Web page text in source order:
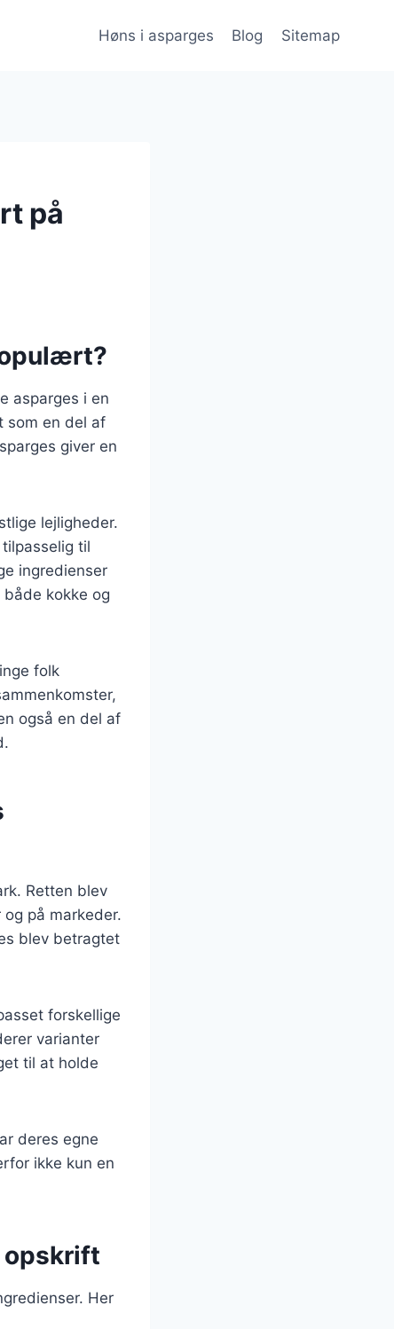
Høns i asparges Blog Sitemap
på
asparges i en
som en del af
giver en
lejligheder.
til
ingredienser
kokke og
folk
også en del af
Retten blev
på markeder.
blev betragtet
forskellige
varianter
til at holde
deres egne
ikke kun en
opskrift
Her